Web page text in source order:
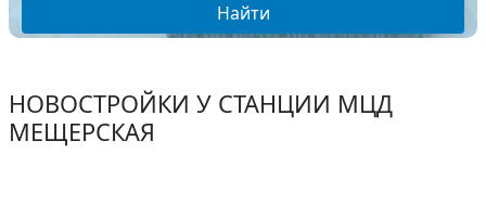
Найти
НОВОСТРОЙКИ У СТАНЦИИ МЦД
МЕЩЕРСКАЯ